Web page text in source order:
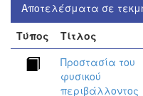
Αποτελέσματα σε
Τύπος
Τίτλος
Προστασία του
φυσικού
περιβάλλοντος